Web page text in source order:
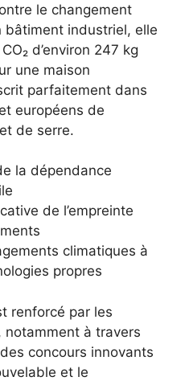
le changement
bâtiment industriel, elle
d’environ 247 kg
une maison
parfaitement dans
européens de
de serre.
la dépendance
de l’empreinte
climatiques à
propres
renforcé par les
à travers
concours innovants
et le